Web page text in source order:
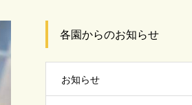
各園からのお知らせ
お知らせ